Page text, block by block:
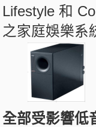
Lifestyle 和
之家庭娛樂系
全部受影響低